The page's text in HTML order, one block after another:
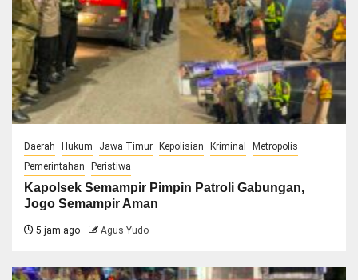
Daerah Hukum Jawa Timur Kepolisian Kriminal
Metropolis
Pemerintahan
Peristiwa
Kapolsek Semampir Pimpin Patroli Gabungan,
Jogo Semampir Aman
5 jam ago Agus Yudo